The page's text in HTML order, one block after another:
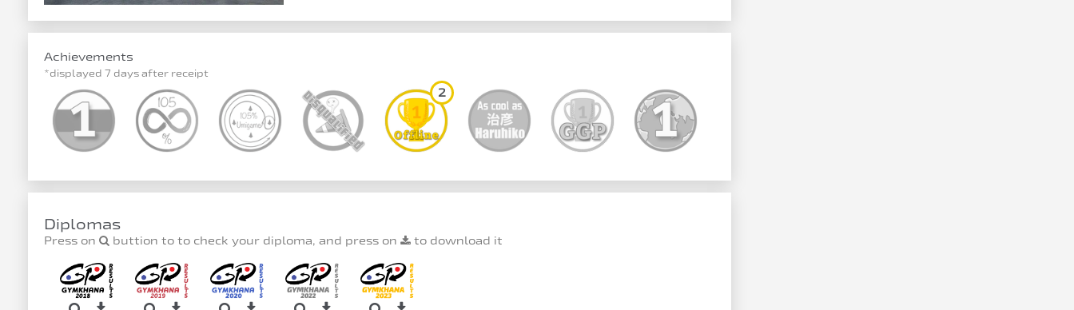
Achievements
*displayed 7 days after receipt
2
Diplomas
Press on buttion to to check your diploma, and press on to download it